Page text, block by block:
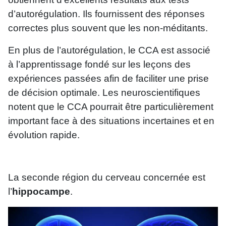
d’autorégulation. Ils fournissent des réponses
correctes plus souvent que les non-méditants.
En plus de l’autorégulation, le CCA est associé
à l’apprentissage fondé sur les leçons des
expériences passées afin de faciliter une prise
de décision optimale. Les neuroscientifiques
notent que le CCA pourrait être particulièrement
important face à des situations incertaines et en
évolution rapide.
La seconde région du cerveau concernée est
l’hippocampe.